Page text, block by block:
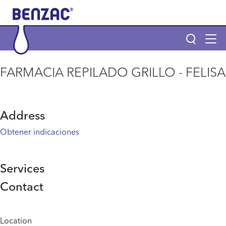
Skip to main content
Main navigation
POR QUÉ BENZAC Y BENZACARE
Página de inicio
Info menu
FARMACIA REPILADO GRILLO - FELISA
Address
Obtener indicaciones
Services
Contact
Location